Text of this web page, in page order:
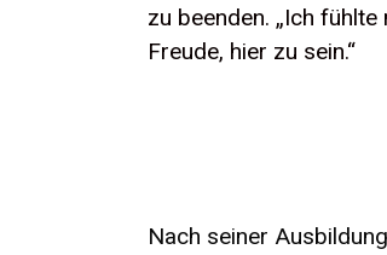
zu beenden. „Ich
Freude, hier zu sein.“
Nach seiner